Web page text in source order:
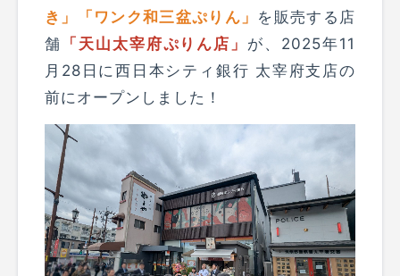
き」「ワンク和三盆ぷりん」 を販売する店
舗
「天山太宰府ぷりん店」 が、2025年11
月28日に西日本シティ銀行 太宰府支店の
前にオープンしました！